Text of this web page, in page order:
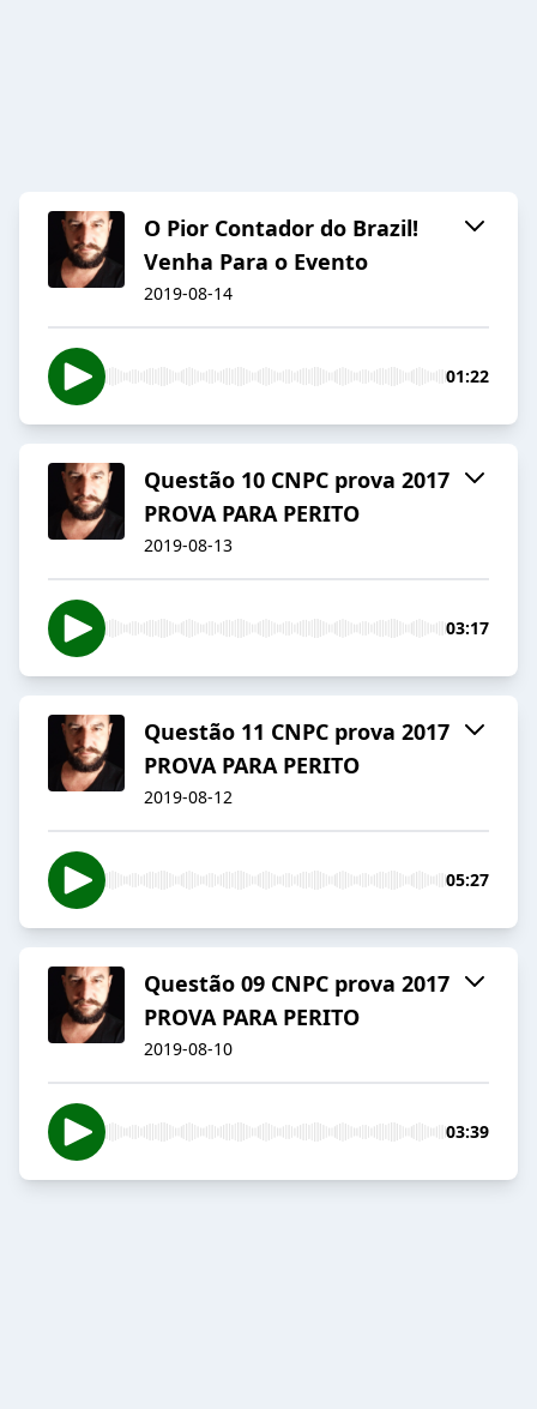
O Pior Contador do Brazil!
Venha Para o Evento
2019-08-14
01:22
Questão 10 CNPC prova 2017
PROVA PARA PERITO
2019-08-13
03:17
Questão 11 CNPC prova 2017
PROVA PARA PERITO
2019-08-12
05:27
Questão 09 CNPC prova 2017
PROVA PARA PERITO
2019-08-10
03:39